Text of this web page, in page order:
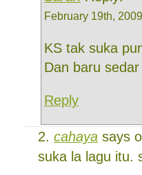
February 19th,
KS tak suka
Dan baru
Reply
cahaya says
suka la lagu itu.